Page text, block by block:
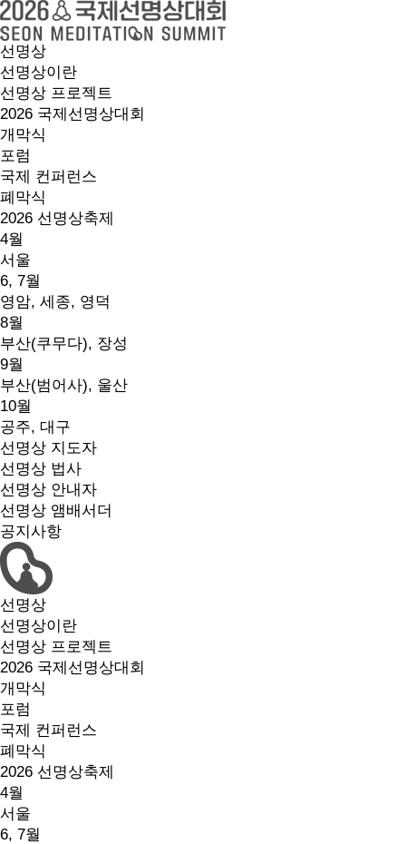
선명상
선명상이란
선명상 프로젝트
2026 국제선명상대회
개막식
포럼
국제 컨퍼런스
폐막식
2026 선명상축제
4월
서울
6, 7월
영암, 세종, 영덕
8월
부산(쿠무다), 장성
9월
부산(범어사), 울산
10월
공주, 대구
선명상 지도자
선명상 법사
선명상 안내자
선명상 앰배서더
공지사항
선명상
선명상이란
선명상 프로젝트
2026 국제선명상대회
개막식
포럼
국제 컨퍼런스
폐막식
2026 선명상축제
4월
서울
6, 7월